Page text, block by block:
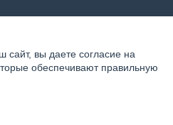
сайт, вы даете согласие на
обеспечивают правильную